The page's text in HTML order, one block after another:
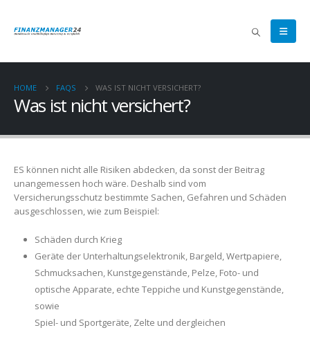
HOME FAQS WAS IST NICHT VERSICHERT?
Was ist nicht versichert?
ES können nicht alle Risiken abdecken, da sonst der Beitrag
unangemessen hoch wäre. Deshalb sind vom
Versicherungsschutz bestimmte Sachen, Gefahren und Schäden
ausgeschlossen, wie zum Beispiel:
Schäden durch Krieg
Geräte der Unterhaltungselektronik, Bargeld, Wertpapiere,
Schmucksachen, Kunstgegenstände, Pelze, Foto- und
optische Apparate, echte Teppiche und Kunstgegenstände,
sowie
Spiel- und Sportgeräte, Zelte und dergleichen